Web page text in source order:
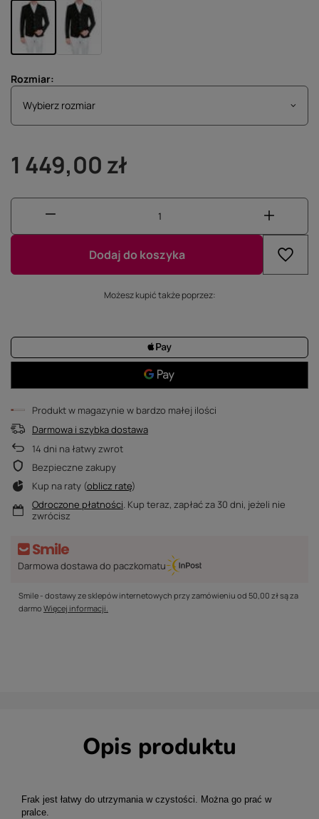
Rozmiar
Wybierz rozmiar
Wybierz rozmiar
1 449,00 zł
Dodaj do koszyka
Możesz kupić także poprzez:
Produkt w magazynie w bardzo małej ilości
Darmowa i szybka dostawa
14 dni na łatwy zwrot
Bezpieczne zakupy
Kup na raty (oblicz ratę)
Odroczone płatności. Kup teraz, zapłać za 30 dni, jeżeli nie
zwrócisz
Darmowa dostawa do paczkomatu
Smile - dostawy ze sklepów internetowych przy zamówieniu od 50,00 złsą za
darmo Więcej informacji.
Opis produktu
Frak jest łatwy do utrzymania w czystości. Można go prać w
pralce.